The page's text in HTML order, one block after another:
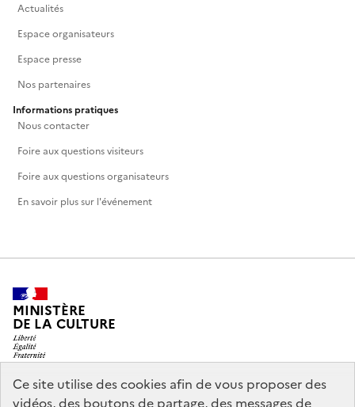
Ce site utilise des cookies afin de vous proposer des
vidéos, des boutons de partage, des messages de
Actualités
Espace organisateurs
Espace presse
Nos partenaires
Informations pratiques
Nous contacter
Foire aux questions visiteurs
Foire aux questions organisateurs
En savoir plus sur l'événement
MINISTÈRE
DE LA CULTURE